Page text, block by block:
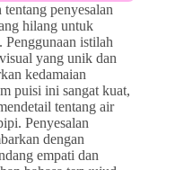
tentang penyesalan
hilang untuk
Penggunaan istilah
yang unik dan
kedamaian
puisi ini sangat kuat,
tentang air
Penyesalan
dengan
empati dan